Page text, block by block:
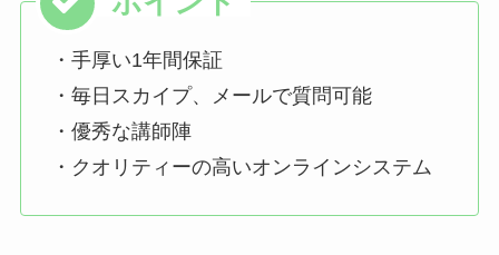
・手厚い1年間保証
・毎日スカイプ、メールで質問可能
・優秀な講師陣
・クオリティーの高いオンラインシステム